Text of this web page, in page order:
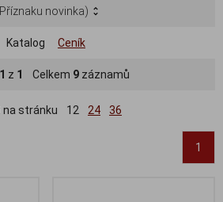
novinka)
Katalog Ceník
1 z 1 Celkem 9 záznamů
na stránku 12 24 36
1